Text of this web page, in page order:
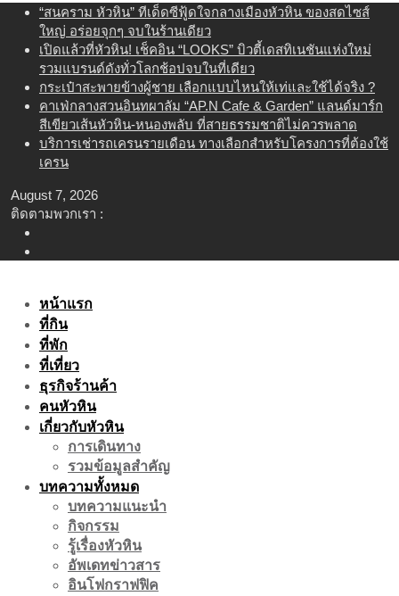
content
“สนคราม หัวหิน” ทีเด็ดซีฟู้ดใจกลางเมืองหัวหิน ของสดไซส์
ใหญ่ อร่อยจุกๆ จบในร้านเดียว
เปิดแล้วที่หัวหิน! เช็คอิน “LOOKS” บิวตี้เดสทิเนชันแห่งใหม่
รวมแบรนด์ดังทั่วโลกช้อปจบในที่เดียว
กระเป๋าสะพายข้างผู้ชาย เลือกแบบไหนให้เท่และใช้ได้จริง ?
คาเฟ่กลางสวนอินทผาลัม “AP.N Cafe & Garden” แลนด์มาร์ก
สีเขียวเส้นหัวหิน-หนองพลับ ที่สายธรรมชาติไม่ควรพลาด
บริการเช่ารถเครนรายเดือน ทางเลือกสำหรับโครงการที่ต้องใช้
เครน
August 7, 2026
ติดตามพวกเรา :
หน้าแรก
ที่กิน
ที่พัก
ที่เที่ยว
ธุรกิจร้านค้า
คนหัวหิน
เกี่ยวกับหัวหิน
การเดินทาง
รวมข้อมูลสำคัญ
บทความทั้งหมด
บทความแนะนำ
กิจกรรม
รู้เรื่องหัวหิน
อัพเดทข่าวสาร
อินโฟกราฟฟิค